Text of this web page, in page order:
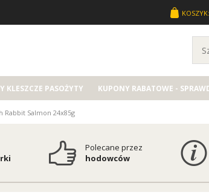
KOSZYK:
KLESZCZE PASOŻYTY KUPONY RABATOWE -
Rabbit Salmon 24x85g
Polecane przez
hodowców